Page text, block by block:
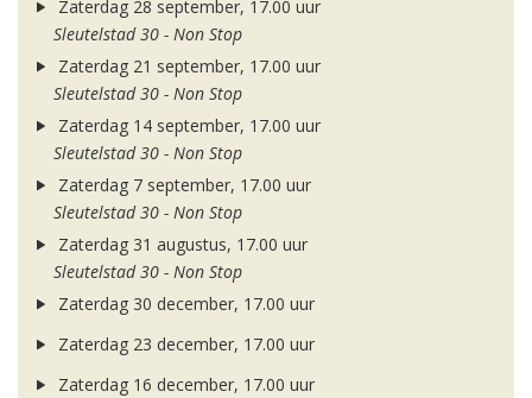
Zaterdag 28 september, 17.00 uur
Sleutelstad 30 - Non Stop
Zaterdag 21 september, 17.00 uur
Sleutelstad 30 - Non Stop
Zaterdag 14 september, 17.00 uur
Sleutelstad 30 - Non Stop
Zaterdag 7 september, 17.00 uur
Sleutelstad 30 - Non Stop
Zaterdag 31 augustus, 17.00 uur
Sleutelstad 30 - Non Stop
Zaterdag 30 december, 17.00 uur
Zaterdag 23 december, 17.00 uur
Zaterdag 16 december, 17.00 uur